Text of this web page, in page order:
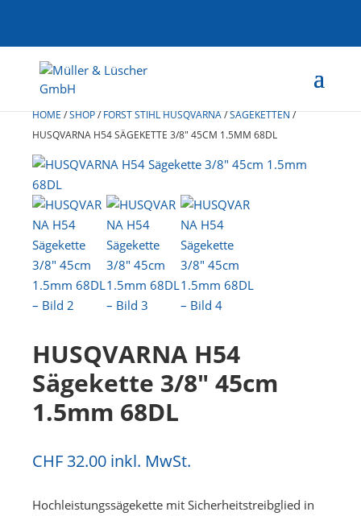
HOME/SHOP/FORST STIHL HUSQVARNA/SÄGEKETTEN/
HUSQVARNA H54 SÄGEKETTE 3/8″ 45CM 1.5MM 68DL
HUSQVARNA H54
Sägekette 3/8″ 45cm
1.5mm 68DL
CHF 32.00 inkl. MwSt.
Hochleistungssägekette mit Sicherheitstreibglied in